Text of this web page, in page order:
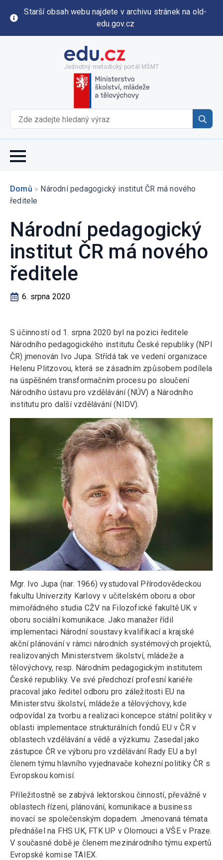
Starší obsah webu najdete v archivu stránek na old-
edu.gov.cz
Jednotný metodický portál MŠMT
for:
Domů » Národní pedagogický institut ČR má nového
ředitele
Národní pedagogický
institut ČR má nového
ředitele
6. srpna 2020
S účinností od 1. srpna 2020 byl na pozici ředitele
Národního pedagogického institutu České republiky (NPI
ČR) jmenován Ivo Jupa. Střídá tak ve vedení organizace
Helenu Plitzovou, která se zásadním způsobem podílela
na úspěšném transformačním procesu po sloučení
Národního ústavu pro vzdělávání (NÚV) a Národního
institutu pro další vzdělávání (NIDV).
Mgr. Ivo Jupa (nar. 1966) vystudoval Přírodovědeckou
fakultu Univerzity Karlovy v učitelském oboru a obor
mimořádného studia CŽV na Filozofické fakultě UK v
oboru sociální komunikace. Jako manažer řídil
implementaci Národní soustavy kvalifikací a krajské
akční plánování v rámci národních systémových projektů,
realizovaných Ministerstvem školství, mládeže a
tělovýchovy, resp. Národním pedagogickým institutem
České republiky. Ve své předchozí profesní kariéře
pracoval jako ředitel odboru pro záležitosti EU na
Ministerstvu školství, mládeže a tělovýchovy, kde
odpovídal za tvorbu a realizaci koncepce státní politiky v
oblasti implementace strukturálních fondů EU v ČR v
oblastech vzdělávání a vědě a výzkumu. Zasedal jako
zástupce ČR ve výboru pro vzdělávání Rady EU a byl
členem týmu hlavního vyjednavače kohezní politiky ČR s
Evropskou komisí.
Příležitostně se zabývá lektorskou činností, převážně v
oblastech řízení, plánování, komunikace a business
inovací se společenským dopadem. Jmenovaná témata
přednášel na FHS UK, FTK UP v Olomouci a VŠE v Praze.
V současné době je členem mezinárodního týmu expertů
Evropské komise TAIEX.